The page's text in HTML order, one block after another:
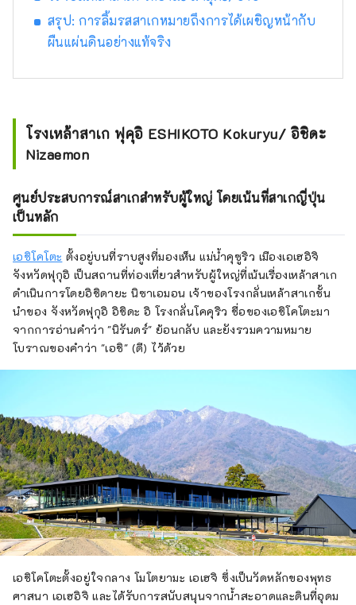
สรุป: การลิ้มรสสาเกหมายถึงการได้เผชิญหน้ากับ
ผืนแผ่นดินอย่างแท้จริง
โรงเหล้าสาเก ฟุคุอิ ESHIKOTO Kokuryu/ อิชิดะ
Nizaemon
ศูนย์ประสบการณ์สาเกสำหรับผู้ใหญ่ โดยเน้นที่สาเกญี่ปุ่น
เป็นหลัก
เอชิโคโตะ ตั้งอยู่บนที่ราบสูงที่มองเห็น แม่น้ำคุซูริว เมืองเอเฮอิจิ
จังหวัดฟุกุอิ เป็นสถานที่ท่องเที่ยวสำหรับผู้ใหญ่ที่เน้นเรื่องเหล้าสาเก
ดำเนินการโดยอิชิดายะ นิซาเอมอน เจ้าของโรงกลั่นเหล้าสาเกชั้น
นำของ จังหวัดฟุกุอิ อิชิดะ อิ โรงกลั่นโคคุริว ชื่อของเอชิโคโตะมา
จากการอ่านคำว่า "นิรันดร์" ย้อนกลับ และยังรวมความหมาย
โบราณของคำว่า "เอชิ" (ดี) ไว้ด้วย
เอชิโคโตะตั้งอยู่ใจกลาง โมโตยามะ เอเฮจิ ซึ่งเป็นวัดหลักของพุทธ
ศาสนา เอเฮอิจิ และได้รับการสนับสนุนจากน้ำสะอาดและดินที่อุดม